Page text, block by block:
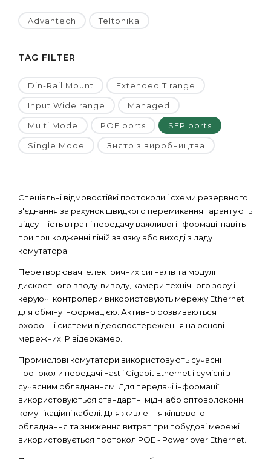
Advantech Teltonika
TAG FILTER
Din-Rail Mount Extended T range
Input Wide range Managed
Multi Mode POE ports SFP ports
Single Mode Знято з виробництва
Спеціальні відмовостійкі протоколи і схеми резервного
з'єднання за рахунок швидкого перемикання гарантують
відсутність втрат і передачу важливої ​​інформації навіть
при пошкодженні ліній зв'язку або виході з ладу
комутатора
Перетворювачі електричних сигналів та модулі
дискретного вводу-виводу, камери технічного зору і
керуючі контролери використовують мережу Ethernet
для обміну інформацією. Активно розвиваються
охоронні системи відеоспостереження на основі
мережних IP відеокамер.
Промислові комутатори використовують сучасні
протоколи передачі Fast і Gigabit Ethernet і сумісні з
сучасним обладнанням. Для передачі інформації
використовуються стандартні мідні або оптоволоконні
комунікаційні кабелі. Для живлення кінцевого
обладнання та зниження витрат при побудові мережі
використовується протокол POE - Power over Ethernet.